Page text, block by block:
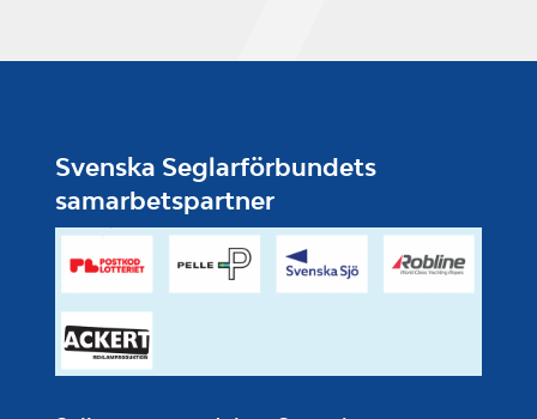
Svenska Seglarförbundets
samarbetspartner